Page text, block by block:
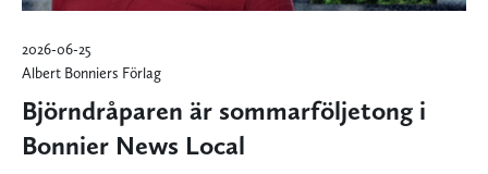
2026-06-25
Albert Bonniers Förlag
Björndråparen är sommarföljetong i
Bonnier News Local